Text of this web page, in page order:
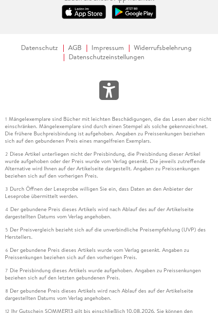
Datenschutz AGB Impressum
Widerrufsbelehrung
Datenschutzeinstellungen
1 Mängelexemplare sind Bücher mit leichten Beschädigungen, die das Lesen aber nicht
einschränken. Mängelexemplare sind durch einen Stempel als solche gekennzeichnet.
Die frühere Buchpreisbindung ist aufgehoben. Angaben zu Preissenkungen beziehen
sich auf den gebundenen Preis eines mangelfreien Exemplars.
2 Diese Artikel unterliegen nicht der Preisbindung, die Preisbindung dieser Artikel
wurde aufgehoben oder der Preis wurde vom Verlag gesenkt. Die jeweils zutreffende
Alternative wird Ihnen auf der Artikelseite dargestellt. Angaben zu Preissenkungen
beziehen sich auf den vorherigen Preis.
3 Durch Öffnen der Leseprobe willigen Sie ein, dass Daten an den Anbieter der
Leseprobe übermittelt werden.
4 Der gebundene Preis dieses Artikels wird nach Ablauf des auf der Artikelseite
dargestellten Datums vom Verlag angehoben.
5 Der Preisvergleich bezieht sich auf die unverbindliche Preisempfehlung (UVP) des
Herstellers.
6 Der gebundene Preis dieses Artikels wurde vom Verlag gesenkt. Angaben zu
Preissenkungen beziehen sich auf den vorherigen Preis.
7 Die Preisbindung dieses Artikels wurde aufgehoben. Angaben zu Preissenkungen
beziehen sich auf den letzten gebundenen Preis.
8 Der gebundene Preis dieses Artikels wird nach Ablauf des auf der Artikelseite
dargestellten Datums vom Verlag angehoben.
12 Ihr Gutschein SOMMER13 gilt bis einschließlich 10.08.2026. Sie können den